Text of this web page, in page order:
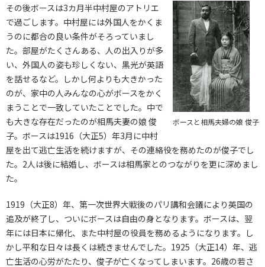
ボースと相馬夫婦の娘 俊子
その後ボースは3カ月半中村屋のアトリエ
で過ごします。中村屋には外国人をかくま
うのに都合の良い条件がそろっていまし
た。部屋がたくさんある、人の出入りが多
い、外国人の姿も珍しくない、黒光が英語
を話せるなど。しかし何よりも大きかった
のが、家中の人みんなの心がボースをかく
まうことで一致していたことでした。中で
も大きな存在だったのが相馬夫妻の娘 俊
子。ボースは1916（大正5）年3月に中村
屋を出て逃亡生活を続けますが、その連絡役を務めたのが俊子でし
た。2人は後に結婚し、ボースは相馬家とのつながりを更に深めまし
た。
1919（大正8）年、第一次世界大戦後のパリ講和会議により英国の
追及が終了し、ついにボースは自由の身となります。ボースは、翌
年には日本に帰化、また中村屋の役員を務めるようになります。し
かし平和な日々は長くは続きませんでした。1925（大正14）年、逃
亡生活の心労がたたり、俊子が亡くなってしまいます。26歳の若さ